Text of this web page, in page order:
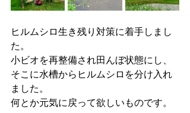
ヒルムシロ生き残り対策に着手しまし
た。
小ビオを再整備され田んぼ状態にし、
そこに水槽からヒルムシロを分け入れ
ました。
何とか元気に戻って欲しいものです。